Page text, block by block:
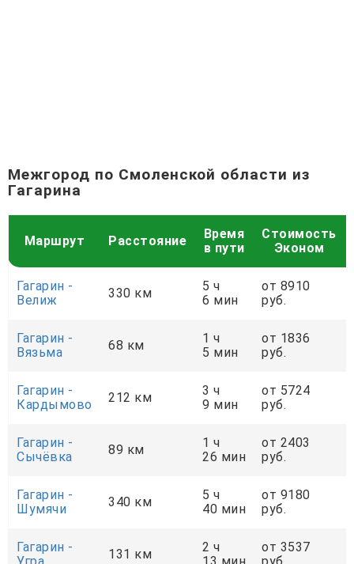
Межгород по Смоленской области из
Гагарина
Маршрут Расстояние
Время
в пути
Стоимость
Эконом
Гагарин -
Велиж
330 км
5 ч
6 мин
от 8910
руб.
Гагарин -
Вязьма
68 км
1 ч
5 мин
от 1836
руб.
Гагарин -
Кардымово
212 км
3 ч
9 мин
от 5724
руб.
Гагарин -
Сычёвка
89 км
1 ч
26 мин
от 2403
руб.
Гагарин -
Шумячи
340 км
5 ч
40 мин
от 9180
руб.
Гагарин -
131 км
2 ч
от 3537